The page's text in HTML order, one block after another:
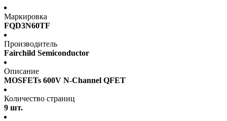
Маркировка
FQD3N60TF
Производитель
Fairchild Semiconductor
Описание
MOSFETs 600V N-Channel QFET
Количество страниц
9 шт.